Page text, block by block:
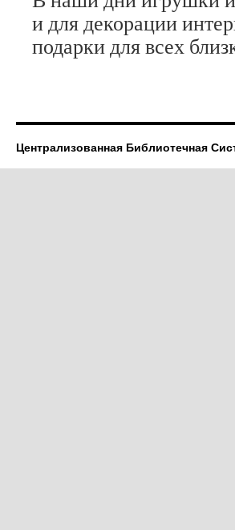
и для декорации
подарки для всех
Централизованная Библиотечная